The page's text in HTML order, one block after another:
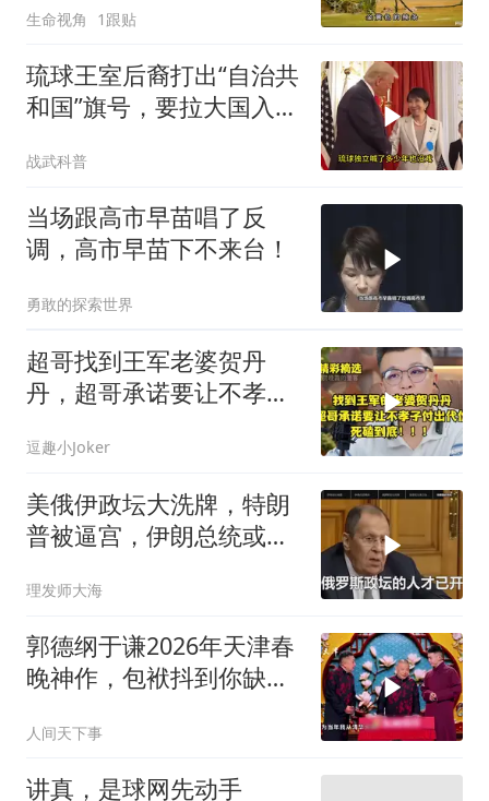
生命视角 1跟贴
琉球王室后裔打出“自治共
和国”旗号，要拉大国入局
战武科普
当场跟高市早苗唱了反
调，高市早苗下不来台！
勇敢的探索世界
超哥找到王军老婆贺丹
丹，超哥承诺要让不孝子
逗趣小Joker
美俄伊政坛大洗牌，特朗
普被逼宫，伊朗总统或下
理发师大海
郭德纲于谦2026年天津春
晚神作，包袱抖到你缺氧
人间天下事
讲真，是球网先动手